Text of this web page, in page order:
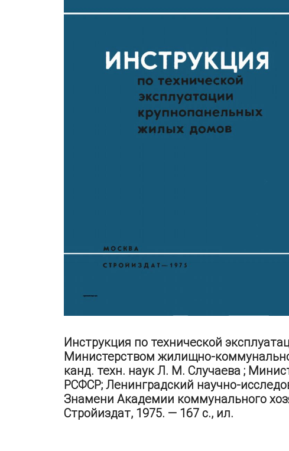
Инструкция по технической
Министерством жилищно-
канд. техн. наук Л. М. Случаева ;
РСФСР; Ленинградский научно-
Знамени Академии коммунального
Стройиздат, 1975. — 167 с., ил.